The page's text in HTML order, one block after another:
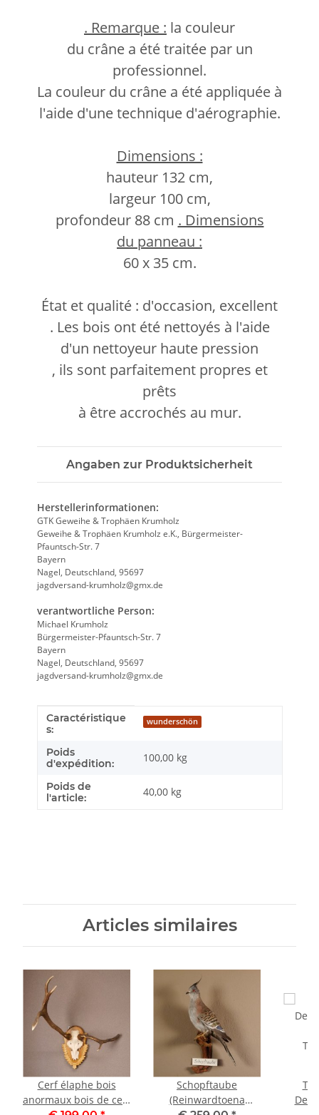
. Remarque : la couleur
du crâne a été traitée par un
professionnel.
La couleur du crâne a été appliquée à
l'aide d'une technique d'aérographie.
Dimensions :
hauteur 132 cm,
largeur 100 cm,
profondeur 88 cm . Dimensions
du panneau :
60 x 35 cm.
État et qualité : d'occasion, excellent
. Les bois ont été nettoyés à l'aide
d'un nettoyeur haute pression
, ils sont parfaitement propres et
prêts
à être accrochés au mur.
Angaben zur Produktsicherheit
Herstellerinformationen:
GTK Geweihe & Trophäen Krumholz
Geweihe & Trophäen Krumholz e.K., Bürgermeister-
Pfauntsch-Str. 7
Bayern
Nagel, Deutschland, 95697
jagdversand-krumholz@gmx.de
verantwortliche Person:
Michael Krumholz
Bürgermeister-Pfauntsch-Str. 7
Bayern
Nagel, Deutschland, 95697
jagdversand-krumholz@gmx.de
Caractéristique du produit
Valeur
Caractéristique
s:
wunderschön
Poids
d'expédition:
100,00 kg
Poids de
l'article:
40,00 kg
Articles similaires
Cerf élaphe bois
anormaux bois de cerf
Schopftaube
(Reinwardtoena